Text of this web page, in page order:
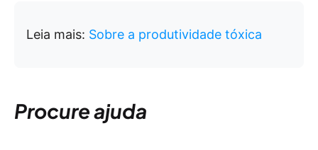
Leia mais: Sobre a produtividade tóxica
Procure ajuda